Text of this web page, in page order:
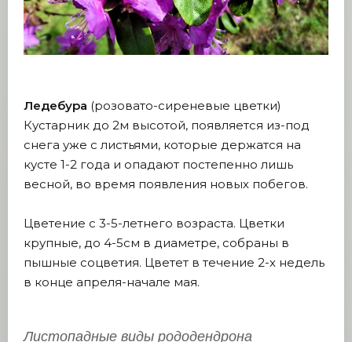
Ледебура (розовато-сиреневые цветки)
Кустарник до 2м высотой, появляется из-под
снега уже с листьями, которые держатся на
кусте 1-2 года и опадают постепенно лишь
весной, во время появления новых побегов.
Цветение с 3-5-летнего возраста. Цветки
крупные, до 4-5см в диаметре, собраны в
пышные соцветия. Цветет в течение 2-х недель
в конце апреля-начале мая.
Листопадные виды рододендрона